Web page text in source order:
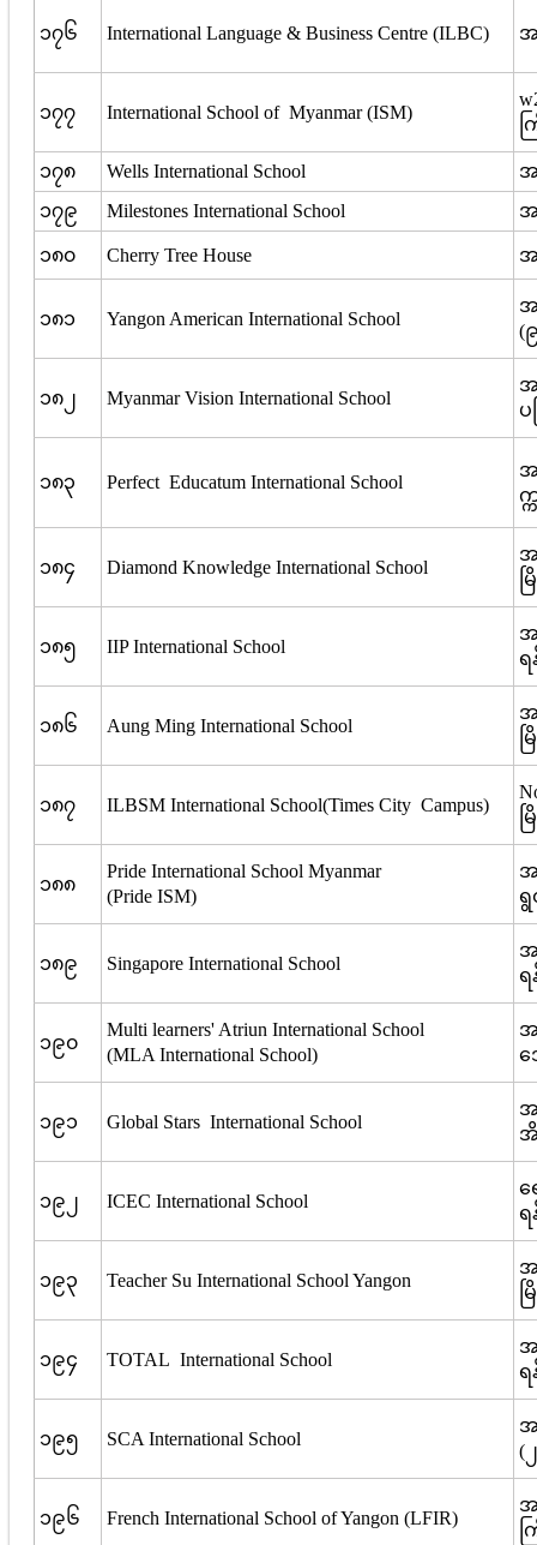
၁၇၆ International Language & Business Centre (ILBC) အ
၁၇၇ International School of Myanmar (ISM)
က
၁၇၈ Wells International School
အ
၁၇၉
Milestones International School အ
၁၈၀ Cherry Tree House အ
၁၈၁ Yangon American International School
အ
(
၁၈၂ Myanmar Vision International School
အ
ပ
၁၈၃ Perfect Educatum International School
အ
က္
၁၈၄ Diamond Knowledge International School
အ
၁၈၅ IIP International School
အ
ရ
၁၈၆ Aung Ming International School
အ
၁၈၇ ILBSM International School(Times City Campus)
၁၈၈
Pride International School Myanmar
(Pride ISM)
အ
ရွ
၁၈၉ Singapore International School
အ
ရ
၁၉၀
Multi learners' Atriun International School
(MLA International School)
ဒ
၁၉၁ Global Stars International School
အ
အိ
၁၉၂ ICEC International School
ရ
ရ
၁၉၃ Teacher Su International School Yangon
အ
၁၉၄ TOTAL International School
အ
ရ
၁၉၅ SCA International School
အ
(
၁၉၆ French International School of Yangon (LFIR)
အ
က